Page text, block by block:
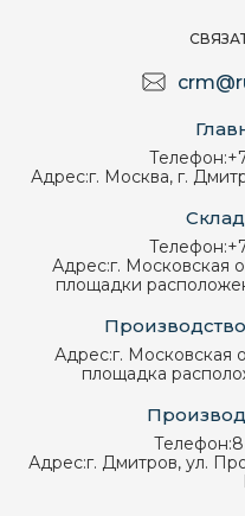
Телефон:
Адрес:г. Москва, г.
Телефон:
Адрес:г. Московская
площадки
Адрес:г. Московская
площадка
Телефон:
Адрес:г. Дмитров, ул.